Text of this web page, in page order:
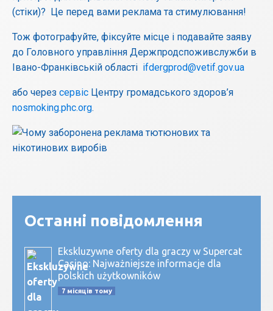
(стіки)? Це перед вами реклама та стимулювання!
Тож фотографуйте, фіксуйте місце і подавайте заяву
до Головного управління Держпродспоживслужби в
Івано-Франківській області ifdergprod@vetif.gov.ua
або через сервіс Центру громадського здоров’я
nosmoking.phc.org.
Останні повідомлення
Ekskluzywne oferty dla graczy w Supercat
Casino: Najważniejsze informacje dla
polskich użytkowników
7 місяців тому